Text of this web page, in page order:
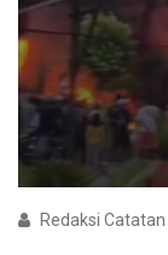
Redaksi Catatan